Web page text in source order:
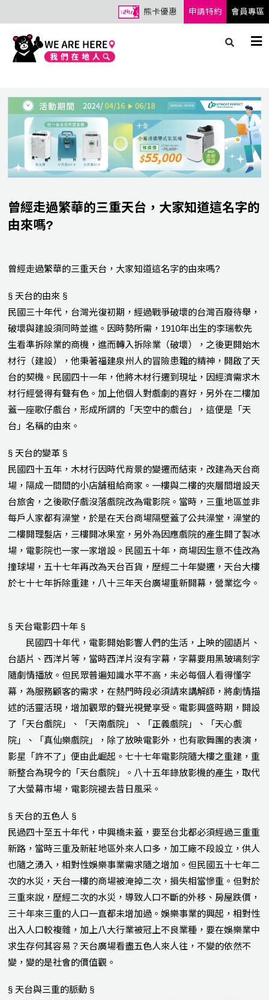
熊卡優惠 申請特約 會員專區
曾經走過繁華的三重天台，大家知道這名字的
由來嗎?
曾經走過繁華的三重天台，大家知道這名字的由來嗎?
§ 天台的由來 §
民國三十年代，台灣光復初期，經過戰爭破壞的台灣百廢待舉，
破壞與建設須同時並進。因時勢所需，1910年出生的李瑞軟先
生看準拆除業的商機，進而轉入拆除業（破壞），之後更開始木
材行（建設），他秉著福建泉州人的冒險患難的精神，開啟了天
台的契機。民國四十一年，他將木材行遷到現址，因經濟需求木
材行經營得有聲有色。加上他個人對戲劇的喜好，另外在二樓加
蓋一座歌仔戲台，形成所謂的「天空中的戲台」，這便是「天
台」名稱的由來。
§ 天台的變革 §
民國四十五年，木材行因時代背景的變遷而結束，改建為天台商
場，隔成一間間的小店舖租給商家。一樓與二樓的夾層間增設天
台旅舍，之後歌仔戲沒落戲院改為電影院。當時，三重地區並非
每戶人家都有澡堂，於是在天台商場隔壁蓋了公共澡堂，澡堂的
二樓開理髮店，三樓開冰果室，另外為因應戲院的產生開了製冰
場，電影院也一家一家增設。民國五十年，商場因生意不佳改為
撞球場，五十七年再改為天台百貨，歷經二十年變遷，天台大樓
於七十七年拆除重建，八十三年天台廣場重新開幕，營業迄今。
§ 天台電影四十年 §
民國四十年代，電影開始影響人們的生活，上映的國語片、
台語片、西洋片等，當時西洋片沒有字幕，字幕要用黑玻璃刻字
隨劇情播放。但民眾普遍知識水平不高，未必每個人看得懂字
幕，為服務顧客的需求，在熱門時段必須請來講解師，將劇情描
述的活靈活現，增加觀眾的聲光視覺享受。電影興盛時期，開設
了「天台戲院」、「天南戲院」、「正義戲院」、「天心戲
院」、「真仙樂戲院」，除了放映電影外，也有歌舞團的表演，
影星「許不了」便由此崛起。七十七年電影院隨大樓之重建，重
新整合為現今的「天台戲院」。八十五年錄放影機的產生，取代
了大螢幕市場，電影院褪去昔日風采。
§ 天台的五色人 §
民過四十至五十年代，中興橋未蓋，要至台北都必須經過三重重
新路，當時三重及新莊地區外來人口多，加工廠不段設立，供人
也隨之湧入，相對性娛樂事業需求隨之增加。但民國五十七年二
次的水災，天台一樓的商場被淹掉二次，損失相當慘重。但對於
三重來說，歷經二次的水災，導致人口不斷的外移、房屋跌價，
三十年來三重的人口一直都未增加過。娛樂事業的興起，相對性
出入人口較複雜，加上八大行業被冠上不良業種，要在娛樂業中
求生存何其容易？天台廣場看盡五色人來人往，不變的依然不
變，變的是社會的價值觀。
§ 天台與三重的脈動 §